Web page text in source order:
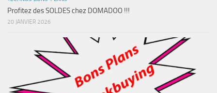
Profitez des SOLDES chez DOMADOO !!!
20 JANVIER 2026